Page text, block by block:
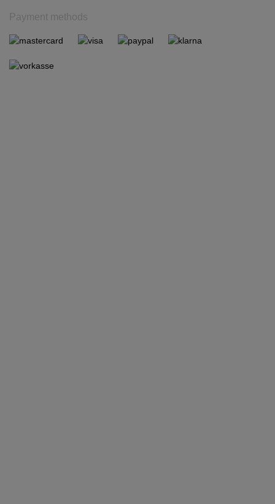
Payment methods